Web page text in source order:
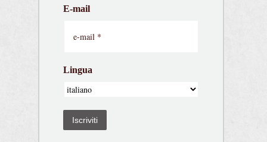
E-mail
Lingua
Iscriviti